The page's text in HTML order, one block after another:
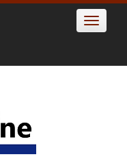
Toggle